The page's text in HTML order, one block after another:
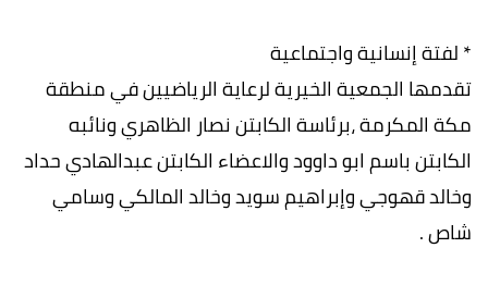
* لفتة إنسانية واجتماعية
تقدمها الجمعية الخيرية لرعاية الرياضيين في منطقة
مكة المكرمة ،برئاسة الكابتن نصار الظاهري ونائبه
الكابتن باسم ابو داوود والاعضاء الكابتن عبدالهادي حداد
وخالد قهوجي وإبراهيم سويد وخالد المالكي وسامي
شاص .